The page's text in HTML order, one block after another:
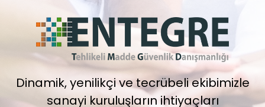
Dinamik, yenilikçi ve tecrübeli ekibimizle
sanayi kuruluşların ihtiyaçları